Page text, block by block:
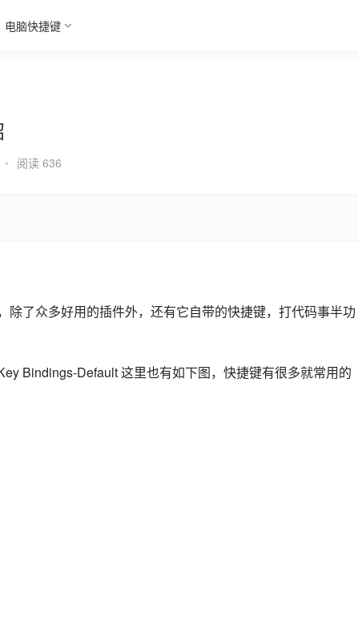
电脑快捷键
• 阅读 636
除了众多好用的插件外，还有它自带的快捷键，打代码事半功
Bindings-Default 这里也有如下图，快捷键有很多就常用的